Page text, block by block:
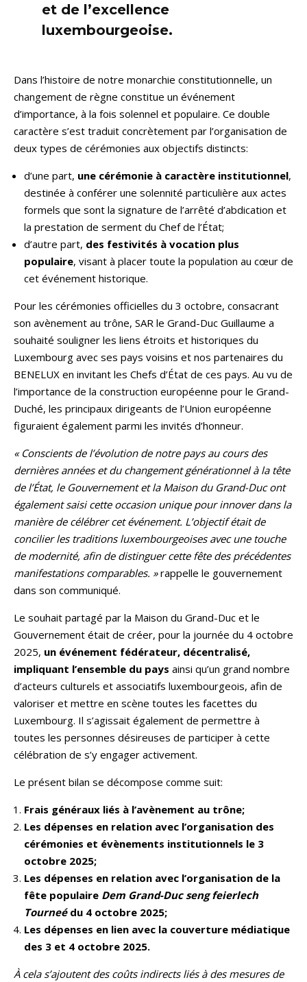
et de l’excellence
luxembourgeoise.
Dans l’histoire de notre monarchie constitutionnelle, un
changement de règne constitue un événement
d’importance, à la fois solennel et populaire. Ce double
caractère s’est traduit concrètement par l’organisation de
deux types de cérémonies aux objectifs distincts:
d’une part, une cérémonie à caractère institutionnel,
destinée à conférer une solennité particulière aux actes
formels que sont la signature de l’arrêté d’abdication et
la prestation de serment du Chef de l’État;
d’autre part, des festivités à vocation plus
populaire, visant à placer toute la population au cœur de
cet événement historique.
Pour les cérémonies officielles du 3 octobre, consacrant
son avènement au trône, SAR le Grand-Duc Guillaume a
souhaité souligner les liens étroits et historiques du
Luxembourg avec ses pays voisins et nos partenaires du
BENELUX en invitant les Chefs d’État de ces pays. Au vu de
l’importance de la construction européenne pour le Grand-
Duché, les principaux dirigeants de l’Union européenne
figuraient également parmi les invités d’honneur.
« Conscients de l’évolution de notre pays au cours des
dernières années et du changement générationnel à la tête
de l’État, le Gouvernement et la Maison du Grand-Duc ont
également saisi cette occasion unique pour innover dans la
manière de célébrer cet événement. L’objectif était de
concilier les traditions luxembourgeoises avec une touche
de modernité, afin de distinguer cette fête des précédentes
manifestations comparables. »rappelle le gouvernement
dans son communiqué.
Le souhait partagé par la Maison du Grand-Duc et le
Gouvernement était de créer, pour la journée du 4 octobre
2025, un événement fédérateur, décentralisé,
impliquant l’ensemble du pays ainsi qu’un grand nombre
d’acteurs culturels et associatifs luxembourgeois, afin de
valoriser et mettre en scène toutes les facettes du
Luxembourg. Il s’agissait également de permettre à
toutes les personnes désireuses de participer à cette
célébration de s’y engager activement.
Le présent bilan se décompose comme suit:
Frais généraux liés à l’avènement au trône;
Les dépenses en relation avec l’organisation des
cérémonies et évènements institutionnels le 3
octobre 2025;
Les dépenses en relation avec l’organisation de la
fête populaire Dem Grand-Duc seng feierlech
Tourneédu 4 octobre 2025;
Les dépenses en lien avec la couverture médiatique
des 3 et 4 octobre 2025.
À cela s’ajoutent des coûts indirects liés à des mesures de